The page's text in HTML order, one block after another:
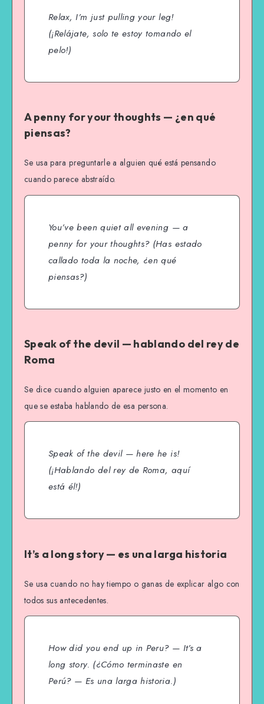
Relax, I’m just pulling your leg!
(¡Relájate, solo te estoy tomando el
pelo!)
A penny for your thoughts — ¿en qué
piensas?
Se usa para preguntarle a alguien qué está pensando
cuando parece abstraído.
You’ve been quiet all evening — a
penny for your thoughts?(Has estado
callado toda la noche, ¿en qué
piensas?)
Speak of the devil — hablando del rey de
Roma
Se dice cuando alguien aparece justo en el momento en
que se estaba hablando de esa persona.
Speak of the devil — here he is!
(¡Hablando del rey de Roma, aquí
está él!)
It’s a long story — es una larga historia
Se usa cuando no hay tiempo o ganas de explicar algo con
todos sus antecedentes.
How did you end up in Peru? — It’s a
long story. (¿Cómo terminaste en
Perú? — Es una larga historia.)